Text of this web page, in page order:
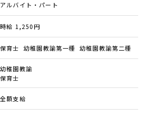
アルバイト・パート
時給 1,250円
保育士 幼稚園教諭第一種 幼稚園教諭第二種
幼稚園教諭
保育士
全額支給